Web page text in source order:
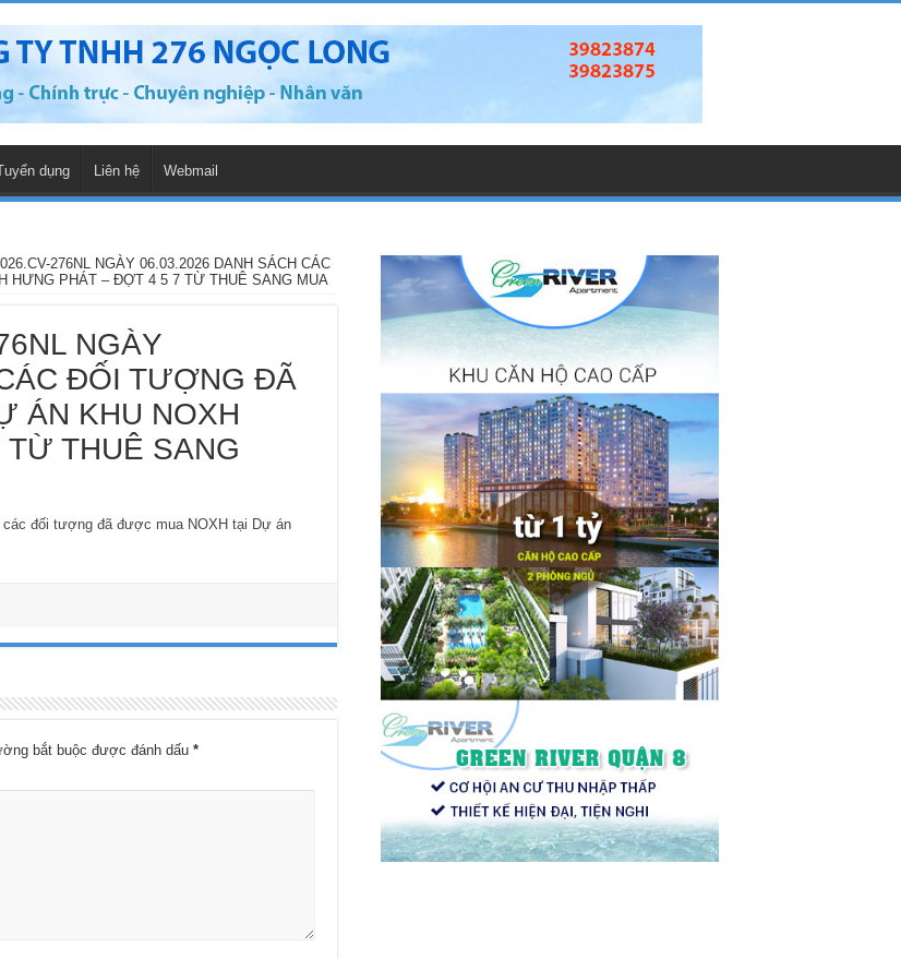
dụng Liên hệ Webmail
276NL NGÀY 06.03.2026 DANH SÁCH CÁC
HƯNG PHÁT – ĐỢT 4 5 7 TỪ THUÊ SANG MUA
NGÀY
ĐỐI TƯỢNG ĐÃ
ÁN KHU NOXH
THUÊ SANG
các đối tượng đã được mua NOXH tại Dự án
bắt buộc được đánh dấu *